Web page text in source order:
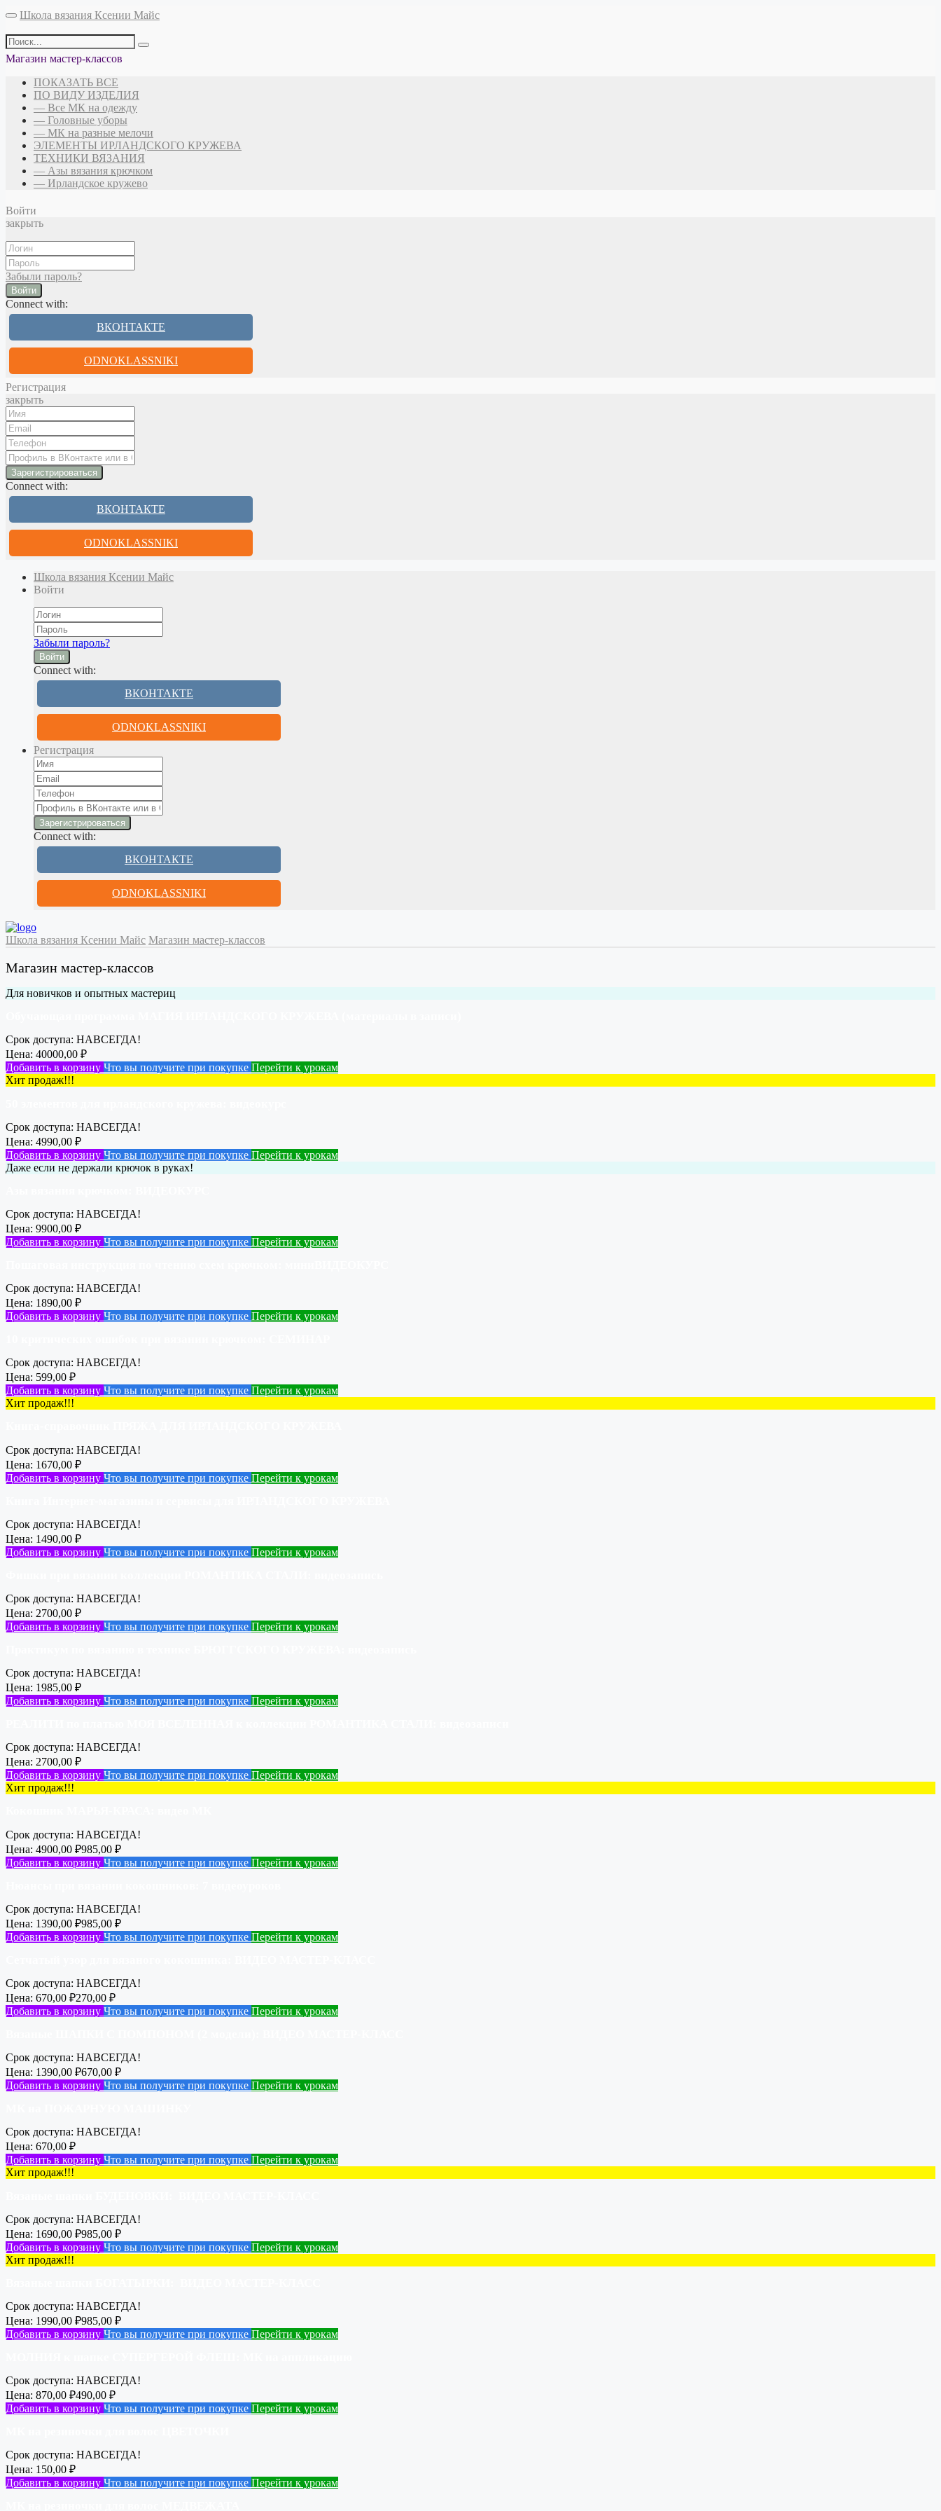
Школа вязания Ксении Майс
Магазин мастер-классов
ПОКАЗАТЬ ВСЕ
ПО ВИДУ ИЗДЕЛИЯ
— Все МК на одежду
— Головные уборы
— МК на разные мелочи
ЭЛЕМЕНТЫ ИРЛАНДСКОГО КРУЖЕВА
ТЕХНИКИ ВЯЗАНИЯ
— Азы вязания крючком
— Ирландское кружево
Войти
закрыть
Забыли пароль?
Войти
Connect with:
ВКОНТАКТЕ
ODNOKLASSNIKI
Регистрация
закрыть
Connect with:
ВКОНТАКТЕ
ODNOKLASSNIKI
Школа вязания Ксении Майс
Войти
Забыли пароль?
Войти
Connect with:
ВКОНТАКТЕ
ODNOKLASSNIKI
Регистрация
Connect with:
ВКОНТАКТЕ
ODNOKLASSNIKI
Школа вязания Ксении Майс Магазин мастер-классов
Магазин мастер-классов
Для новичков и опытных мастериц
Срок доступа: НАВСЕГДА!
Цена: 40000,00 ₽
Добавить в корзину Что вы получите при покупке Перейти к урокам
Хит продаж!!!
Срок доступа: НАВСЕГДА!
Цена: 4990,00 ₽
Добавить в корзину Что вы получите при покупке Перейти к урокам
Даже если не держали крючок в руках!
Срок доступа: НАВСЕГДА!
Цена: 9900,00 ₽
Добавить в корзину Что вы получите при покупке Перейти к урокам
Срок доступа: НАВСЕГДА!
Цена: 1890,00 ₽
Добавить в корзину Что вы получите при покупке Перейти к урокам
Срок доступа: НАВСЕГДА!
Цена: 599,00 ₽
Добавить в корзину Что вы получите при покупке Перейти к урокам
Хит продаж!!!
Срок доступа: НАВСЕГДА!
Цена: 1670,00 ₽
Добавить в корзину Что вы получите при покупке Перейти к урокам
Срок доступа: НАВСЕГДА!
Цена: 1490,00 ₽
Добавить в корзину Что вы получите при покупке Перейти к урокам
Срок доступа: НАВСЕГДА!
Цена: 2700,00 ₽
Добавить в корзину Что вы получите при покупке Перейти к урокам
Срок доступа: НАВСЕГДА!
Цена: 1985,00 ₽
Добавить в корзину Что вы получите при покупке Перейти к урокам
Срок доступа: НАВСЕГДА!
Цена: 2700,00 ₽
Добавить в корзину Что вы получите при покупке Перейти к урокам
Хит продаж!!!
Срок доступа: НАВСЕГДА!
Цена: 4900,00 ₽985,00 ₽
Добавить в корзину Что вы получите при покупке Перейти к урокам
Срок доступа: НАВСЕГДА!
Цена: 1390,00 ₽985,00 ₽
Добавить в корзину Что вы получите при покупке Перейти к урокам
Срок доступа: НАВСЕГДА!
Цена: 670,00 ₽270,00 ₽
Добавить в корзину Что вы получите при покупке Перейти к урокам
Срок доступа: НАВСЕГДА!
Цена: 1390,00 ₽670,00 ₽
Добавить в корзину Что вы получите при покупке Перейти к урокам
Срок доступа: НАВСЕГДА!
Цена: 670,00 ₽
Добавить в корзину Что вы получите при покупке Перейти к урокам
Хит продаж!!!
Срок доступа: НАВСЕГДА!
Цена: 1690,00 ₽985,00 ₽
Добавить в корзину Что вы получите при покупке Перейти к урокам
Хит продаж!!!
Срок доступа: НАВСЕГДА!
Цена: 1990,00 ₽985,00 ₽
Добавить в корзину Что вы получите при покупке Перейти к урокам
Срок доступа: НАВСЕГДА!
Цена: 870,00 ₽490,00 ₽
Добавить в корзину Что вы получите при покупке Перейти к урокам
Срок доступа: НАВСЕГДА!
Цена: 150,00 ₽
Добавить в корзину Что вы получите при покупке Перейти к урокам